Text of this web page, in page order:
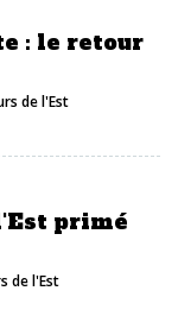
: le retour
de l'Est
primé
de l'Est